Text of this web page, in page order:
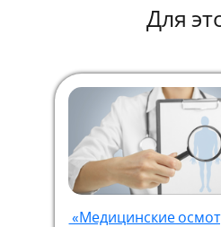
Для
«Медицинские